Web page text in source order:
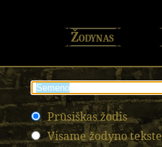
Žodynas
Prūsiškas žodis
Visame žodyno tekste